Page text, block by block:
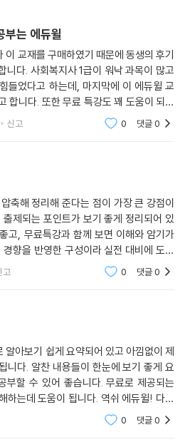
부는 에듀윌
이 교재를 구매하였기 때문에 동생의 후기
니다. 사회복지사 1급이 워낙 과목이 많고
들었다고 하는데, 마지막에 이 에듀윌 교
합니다. 또한 무료 특강도 꽤 도움이 되었
에 1급 합격했습니다.
신고 0 댓글0
축해 정리해 준다는 점이 가장 큰 강점이
제되는 포인트가 보기 좋게 정리되어 있
고, 무료특강과 함께 보면 이해와 암기가
향을 반영한 구성이라 실전 대비에 도움
효율적인 교재라고 느껴진다.
고 0 댓글0
알아보기 쉽게 요약되어 있고 아낌없이 제
니다. 알찬 내용들이 한눈에 보기 좋게 요
부할 수 있어 좋습니다. 무료로 제공되는
하는데 도움이 됩니다. 역쉬 에듀윌! 다음
0 댓글0